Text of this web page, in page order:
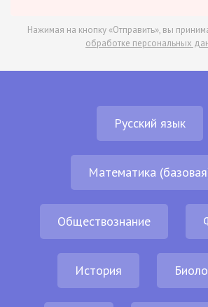
Нажимая на кнопку «Отправить», вы
обработке персональных
Русский язык
Математика
Обществознание
История